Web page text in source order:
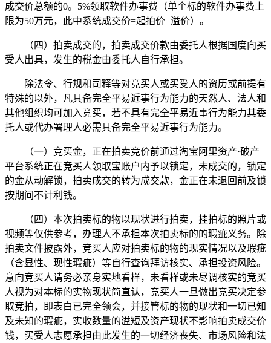
成交价总额的0。5%领取软件办事费（单个标的软件办事费上
限为50万元，此中系统成交价=起拍价+溢价）。
（四）拍卖成交的，拍卖成交价款由委托人根据国度向买
受人出具，发生的税金由委托人自行承担。
除法令、行规和司释等对竞买人或买受人的资历或前提有
特殊的以外，凡具备完全平易近事行为能力的天然人、法人和
其他组织均可加入竞买，若不具有完全平易近事行为能力其委
托人或代办署理人必需具备完全平易近事行为能力。
（一）竞买金，正在拍卖竞价前通过淘宝阿里资产·破产
平台系统正在竞买人领取宝账户内予以锁定，未成交的，锁定
的金从动解锁，拍卖成交的转为成交款，金正在未退回前及锁
按期间不计利钱。
（四）本次拍卖标的物以现状进行拍卖，挂拍标的照片或
视频等仅供参考，办理人不承担本次拍卖标的的瑕疵义务。除
拍卖文件披露外，竞买人应对拍卖标的物的现实情况以及瑕疵
（含显性、现性瑕疵）等自行查询拜访核实、承担投资风险。
意向竞买人请务必亲身实地看样，未看样或未尽调核实的竞买
人视为对本标的实物现状简直认，竞买人一旦做出竞买决定参
取竞拍，即表白已完全领会，并接管标的物的现状和一切已知
及未知的瑕疵，实收数量的溢短及资产现状不影响拍卖成交价
钱，买受人志愿承担由此发生的一切经济丧失、市场风险和法